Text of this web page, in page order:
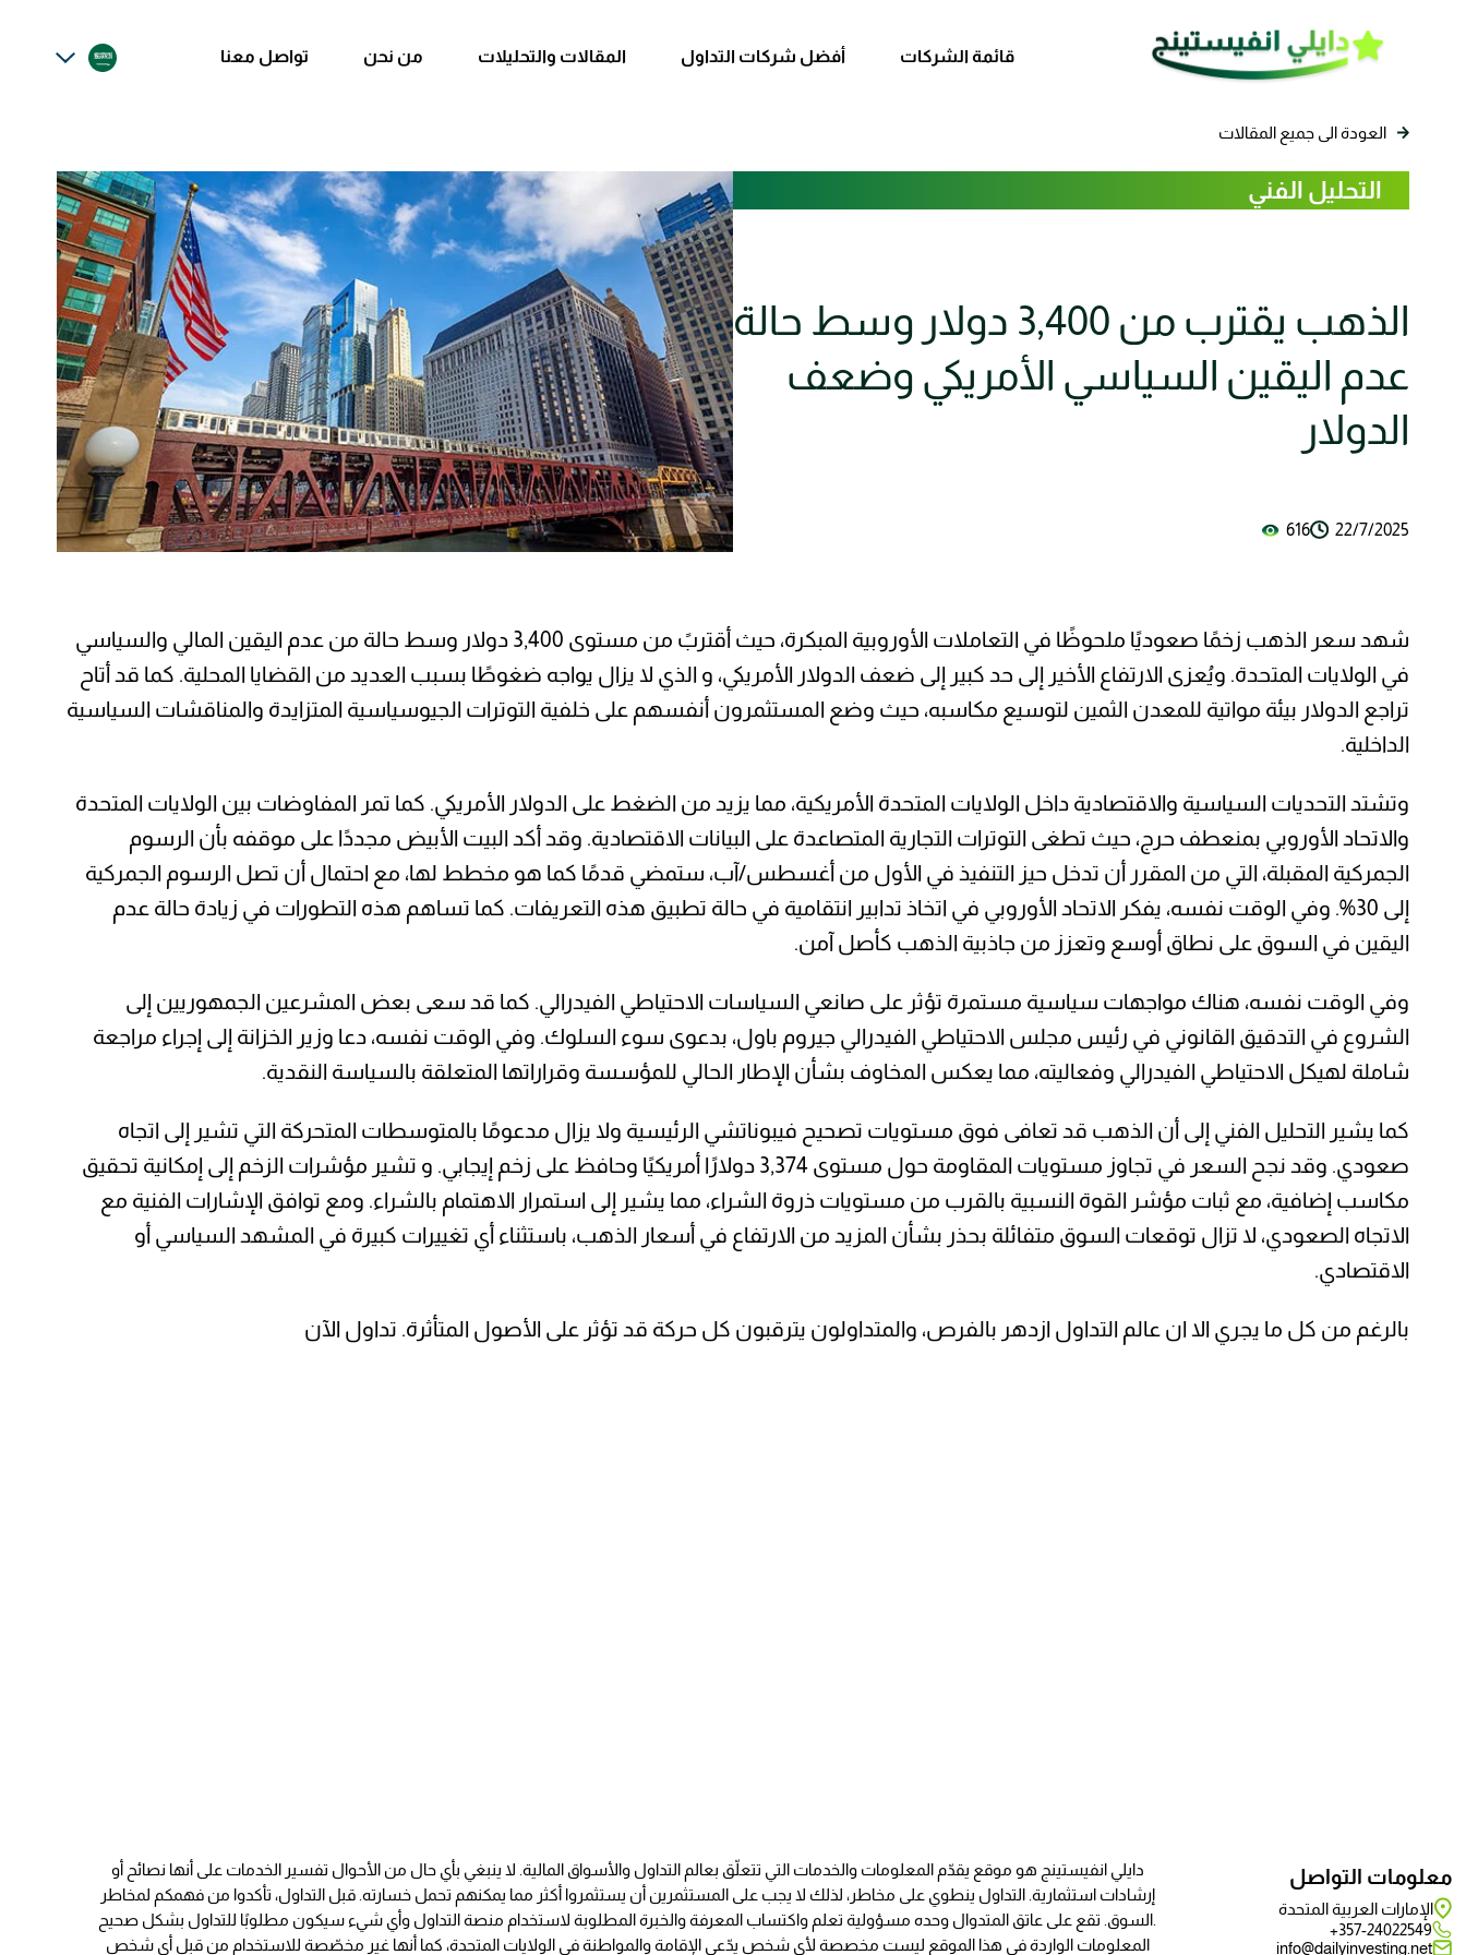
قائمة الشركات أفضل شركات التداول المقالات والتحليلات من نحن تواصل معنا
العودة الى جميع المقالات
التحليل الفني
الذهب يقترب من 3,400 دولار وسط حالة
عدم اليقين السياسي الأمريكي وضعف
الدولار
22/7/2025
616
شهد سعر الذهب زخمًا صعوديًا ملحوظًا في التعاملات الأوروبية المبكرة، حيث أقتربً من مستوى 3,400 دولار وسط حالة من عدم اليقين المالي والسياسي
في الولايات المتحدة. ويُعزى الارتفاع الأخير إلى حد كبير إلى ضعف الدولار الأمريكي، و الذي لا يزال يواجه ضغوطًا بسبب العديد من القضايا المحلية. كما قد أتاح
تراجع الدولار بيئة مواتية للمعدن الثمين لتوسيع مكاسبه، حيث وضع المستثمرون أنفسهم على خلفية التوترات الجيوسياسية المتزايدة والمناقشات السياسية
الداخلية.
وتشتد التحديات السياسية والاقتصادية داخل الولايات المتحدة الأمريكية، مما يزيد من الضغط على الدولار الأمريكي. كما تمر المفاوضات بين الولايات المتحدة
والاتحاد الأوروبي بمنعطف حرج، حيث تطغى التوترات التجارية المتصاعدة على البيانات الاقتصادية. وقد أكد البيت الأبيض مجددًا على موقفه بأن الرسوم
الجمركية المقبلة، التي من المقرر أن تدخل حيز التنفيذ في الأول من أغسطس/آب، ستمضي قدمًا كما هو مخطط لها، مع احتمال أن تصل الرسوم الجمركية
إلى 30%. وفي الوقت نفسه، يفكر الاتحاد الأوروبي في اتخاذ تدابير انتقامية في حالة تطبيق هذه التعريفات. كما تساهم هذه التطورات في زيادة حالة عدم
اليقين في السوق على نطاق أوسع وتعزز من جاذبية الذهب كأصل آمن.
وفي الوقت نفسه، هناك مواجهات سياسية مستمرة تؤثر على صانعي السياسات الاحتياطي الفيدرالي. كما قد سعى بعض المشرعين الجمهوريين إلى
الشروع في التدقيق القانوني في رئيس مجلس الاحتياطي الفيدرالي جيروم باول، بدعوى سوء السلوك. وفي الوقت نفسه، دعا وزير الخزانة إلى إجراء مراجعة
شاملة لهيكل الاحتياطي الفيدرالي وفعاليته، مما يعكس المخاوف بشأن الإطار الحالي للمؤسسة وقراراتها المتعلقة بالسياسة النقدية.
كما يشير التحليل الفني إلى أن الذهب قد تعافى فوق مستويات تصحيح فيبوناتشي الرئيسية ولا يزال مدعومًا بالمتوسطات المتحركة التي تشير إلى اتجاه
صعودي. وقد نجح السعر في تجاوز مستويات المقاومة حول مستوى 3,374 دولارًا أمريكيًا وحافظ على زخم إيجابي. و تشير مؤشرات الزخم إلى إمكانية تحقيق
مكاسب إضافية، مع ثبات مؤشر القوة النسبية بالقرب من مستويات ذروة الشراء، مما يشير إلى استمرار الاهتمام بالشراء. ومع توافق الإشارات الفنية مع
الاتجاه الصعودي، لا تزال توقعات السوق متفائلة بحذر بشأن المزيد من الارتفاع في أسعار الذهب، باستثناء أي تغييرات كبيرة في المشهد السياسي أو
الاقتصادي.
بالرغم من كل ما يجري الا ان عالم التداول ازدهر بالفرص، والمتداولون يترقبون كل حركة قد تؤثر على الأصول المتأثرة. تداول الآن
معلومات التواصل
الإمارات العربية المتحدة
357-24022549+
info@dailyinvesting.net
دايلي انفيستينج هو موقع يقدّم المعلومات والخدمات التي تتعلّق بعالم التداول والأسواق المالية. لا ينبغي بأي حال من الأحوال تفسير الخدمات على أنها نصائح أو
إرشادات استثمارية. التداول ينطوي على مخاطر، لذلك لا يجب على المستثمرين أن يستثمروا أكثر مما يمكنهم تحمل خسارته. قبل التداول، تأكدوا من فهمكم لمخاطر
المعلومات الواردة في هذا الموقع ليست مخصصة لأي شخص يدّعي الإقامة والمواطنة في الولايات المتحدة، كما أنها غير مخصّصة للاستخدام من قبل أي شخص